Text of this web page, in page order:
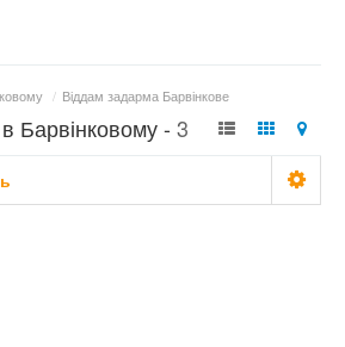
/ Віддам задарма Барвінкове
Барвінковому - 3